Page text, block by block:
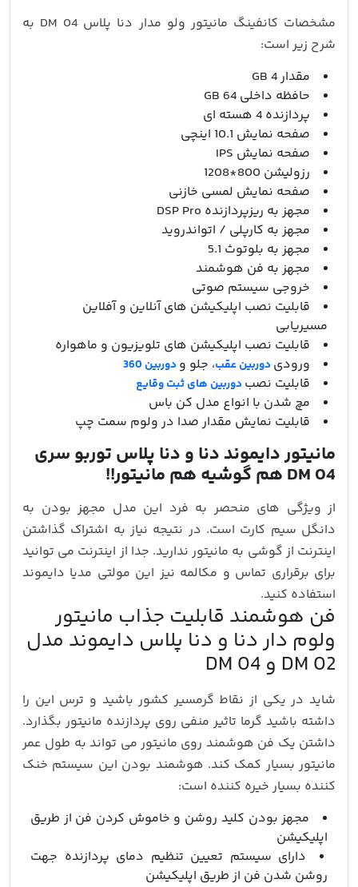
مشخصات کانفینگ مانیتور ولو مدار دنا پلاس DM 04 به
شرح زیر است:
مقدار 4 GB
حافظه داخلی 64 GB
پردازنده 4 هسته ای
صفحه نمایش 10.1 اینچی
صفحه نمایش IPS
رزولیشن 800*1208
صفحه نمایش لمسی خازنی
مجهز به ریزپردازنده DSP Pro
مجهز به کارپلی / اتواندروید
مجهز به بلوتوث 5.1
مجهز به فن هوشمند
خروجی سیستم صوتی
قابلیت نصب اپلیکیشن های آنلاین و آفلاین
مسیریابی
قابلیت نصب اپلیکیشن های تلویزیون و ماهواره
ورودی دوربین عقب، جلو و دوربین 360
قابلیت نصب دوربین های ثبت وقایع
مچ شدن با انواع مدل کن باس
قابلیت نمایش مقدار صدا در ولوم سمت چپ
مانیتور دایموند دنا و دنا پلاس توربو سری
DM 04 هم گوشیه هم مانیتور!!
از ویژگی های منحصر به فرد این مدل مجهز بودن به
دانگل سیم کارت است. در نتیجه نیاز به اشتراک گذاشتن
اینترنت از گوشی به مانیتور ندارید. جدا از اینترنت می توانید
برای برقراری تماس و مکالمه نیز این مولتی مدیا دایموند
استفاده کنید.
فن هوشمند قابلیت جذاب مانیتور
ولوم دار دنا و دنا پلاس دایموند مدل
DM 02 و DM 04
شاید در یکی از نقاط گرمسیر کشور باشید و ترس این را
داشته باشید گرما تاثیر منفی روی پردازنده مانیتور بگذارد.
داشتن یک فن هوشمند روی مانیتور می تواند به طول عمر
مانیتور بسیار کمک کند. هوشمند بودن این سیستم خنک
کننده بسیار خیره کننده است:
مجهز بودن کلید روشن و خاموش کردن فن از طریق
اپلیکیشن
دارای سیستم تعیین تنظیم دمای پردازنده جهت
روشن شدن فن از طریق اپلیکیشن